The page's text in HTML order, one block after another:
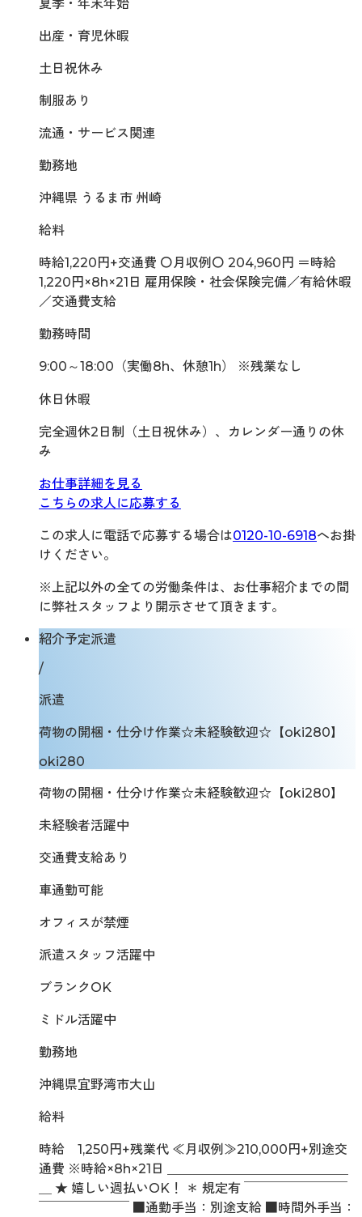
夏季・年末年始
出産・育児休暇
土日祝休み
制服あり
流通・サービス関連
勤務地
沖縄県 うるま市 州崎
給料
時給1,220円+交通費 〇月収例〇 204,960円 ＝時給
1,220円×8h×21日 雇用保険・社会保険完備／有給休暇
／交通費支給
勤務時間
9:00～18:00（実働8h、休憩1h） ※残業なし
休日休暇
完全週休2日制（土日祝休み）、カレンダー通りの休
み
お仕事詳細を見る
こちらの求人に応募する
この求人に電話で応募する場合は0120-10-6918へお掛
けください。
※上記以外の全ての労働条件は、お仕事紹介までの間
に弊社スタッフより開示させて頂きます。
紹介予定派遣
/
派遣
荷物の開梱・仕分け作業☆未経験歓迎☆【oki280】
oki280
荷物の開梱・仕分け作業☆未経験歓迎☆【oki280】
未経験者活躍中
交通費支給あり
車通勤可能
オフィスが禁煙
派遣スタッフ活躍中
ブランクOK
ミドル活躍中
勤務地
沖縄県宜野湾市大山
給料
時給 1,250円+残業代 ≪月収例≫210,000円+別途交
通費 ※時給×8h×21日 ＿＿＿＿＿＿＿＿＿＿＿＿＿＿
＿ ★ 嬉しい週払いOK！ ＊ 規定有 ￣￣￣￣￣￣￣￣
￣￣￣￣￣￣￣ ■通勤手当：別途支給 ■時間外手当：